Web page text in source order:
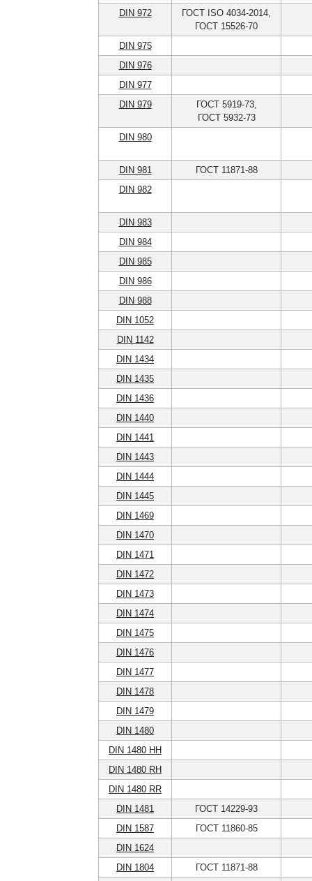
DIN 972
ГОСТ ISO 4034-2014,
ГОСТ 15526-70
DIN 975
DIN 976
DIN 977
DIN 979
ГОСТ 5919-73,
ГОСТ 5932-73
DIN 980
DIN 981
ГОСТ 11871-88
DIN 982
DIN 983
DIN 984
DIN 985
DIN 986
DIN 988
DIN 1052
DIN 1142
DIN 1434
DIN 1435
DIN 1436
DIN 1440
DIN 1441
DIN 1443
DIN 1444
DIN 1445
DIN 1469
DIN 1470
DIN 1471
DIN 1472
DIN 1473
DIN 1474
DIN 1475
DIN 1476
DIN 1477
DIN 1478
DIN 1479
DIN 1480
DIN 1480 HH
DIN 1480 RH
DIN 1480 RR
DIN 1481
ГОСТ 14229-93
DIN 1587
ГОСТ 11860-85
DIN 1624
DIN 1804
ГОСТ 11871-88